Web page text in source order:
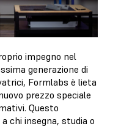
impegno nel
generazione di
Formlabs è lieta
prezzo speciale
Questo
chi insegna, studia o